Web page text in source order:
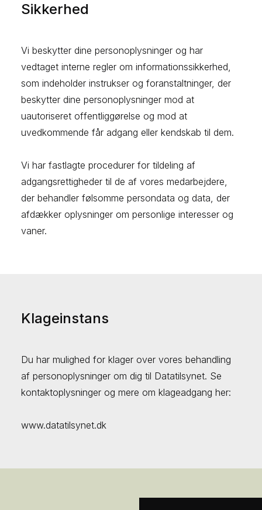
Sikkerhed
Vi beskytter dine personoplysninger og har
vedtaget interne regler om informationssikkerhed,
som indeholder instrukser og foranstaltninger, der
beskytter dine personoplysninger mod at
uautoriseret offentliggørelse og mod at
uvedkommende får adgang eller kendskab til dem.
Vi har fastlagte procedurer for tildeling af
adgangsrettigheder til de af vores medarbejdere,
der behandler følsomme persondata og data, der
afdækker oplysninger om personlige interesser og
vaner.
Klageinstans
Du har mulighed for klager over vores behandling
af personoplysninger om dig til Datatilsynet. Se
kontaktoplysninger og mere om klageadgang her:
www.datatilsynet.dk